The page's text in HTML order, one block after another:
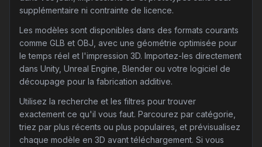
supplémentaire ni contrainte de licence.
Les modèles sont disponibles dans des formats courants
comme GLB et OBJ, avec une géométrie optimisée pour
le temps réel et l'impression 3D. Importez-les directement
dans Unity, Unreal Engine, Blender ou votre logiciel de
découpage pour la fabrication additive.
Utilisez la recherche et les filtres pour trouver
exactement ce qu'il vous faut. Parcourez par catégorie,
triez par plus récents ou plus populaires, et prévisualisez
chaque modèle en 3D avant téléchargement. Si vous